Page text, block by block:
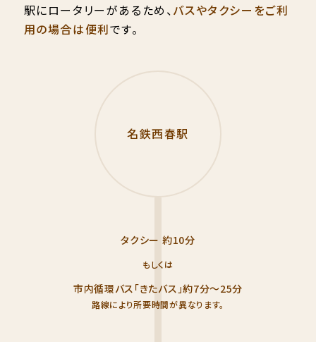
駅にロータリーがあるため、 バスやタクシーをご利
用の場合は便利です。
名鉄西春駅
タクシー 約10分
もしくは
市内循環バス「きたバス」約7分〜25分
路線により所要時間が異なります。